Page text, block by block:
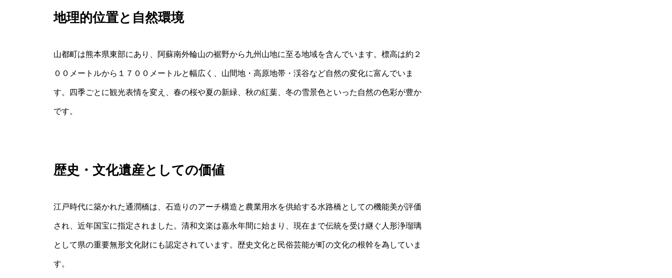
地理的位置と自然環境
山都町は熊本県東部にあり、阿蘇南外輪山の裾野から九州山地に至る地域を含んでいます。標高は約２
００メートルから１７００メートルと幅広く、山間地・高原地帯・渓谷など自然の変化に富んでいま
す。四季ごとに観光表情を変え、春の桜や夏の新緑、秋の紅葉、冬の雪景色といった自然の色彩が豊か
です。
歴史・文化遺産としての価値
江戸時代に築かれた通潤橋は、石造りのアーチ構造と農業用水を供給する水路橋としての機能美が評価
され、近年国宝に指定されました。清和文楽は嘉永年間に始まり、現在まで伝統を受け継ぐ人形浄瑠璃
として県の重要無形文化財にも認定されています。歴史文化と民俗芸能が町の文化の根幹を為していま
す。